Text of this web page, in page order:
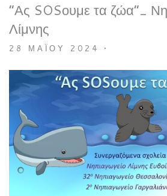
“Ας SOSουμε τα ζώα”_
Λίμνης
28 ΜΑΪ́ΟΥ 2024 •